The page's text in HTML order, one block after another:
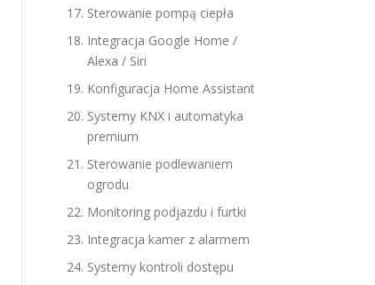
Sterowanie pompą ciepła
Integracja Google Home /
Alexa / Siri
Konfiguracja Home Assistant
Systemy KNX i automatyka
premium
Sterowanie podlewaniem
ogrodu
Monitoring podjazdu i furtki
Integracja kamer z alarmem
Systemy kontroli dostępu